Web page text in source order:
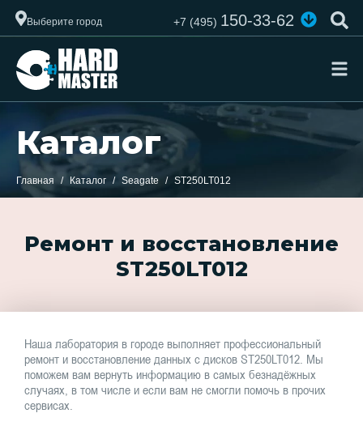
Выберите город +7 (495)150-33-62
Каталог
Главная Каталог Seagate ST250LT012
Ремонт и восстановление
ST250LT012
Наша лаборатория в городе выполняет профессиональный
ремонт и восстановление данных с дисков ST250LT012. Мы
поможем вам вернуть информацию в самых безнадёжных
случаях, в том числе и если вам не смогли помочь в прочих
сервисах.